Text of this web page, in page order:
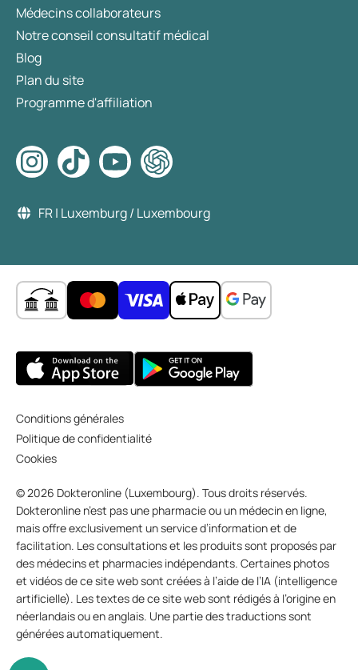
Médecins collaborateurs
Notre conseil consultatif médical
Blog
Plan du site
Programme d'affiliation
FR | Luxemburg / Luxembourg
Conditions générales
Politique de confidentialité
Cookies
© 2026 Dokteronline (Luxembourg). Tous droits réservés.
Dokteronline n’est pas une pharmacie ou un médecin en ligne,
mais offre exclusivement un service d’information et de
facilitation. Les consultations et les produits sont proposés par
des médecins et pharmacies indépendants. Certaines photos
et vidéos de ce site web sont créées à l’aide de l’IA (intelligence
artificielle). Les textes de ce site web sont rédigés à l’origine en
néerlandais ou en anglais. Une partie des traductions sont
générées automatiquement.